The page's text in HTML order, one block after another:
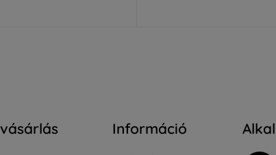
Információ